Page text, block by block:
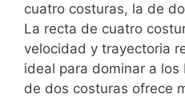
cuatro costuras, la de
La recta de cuatro
velocidad y trayectoria
ideal para dominar a
de dos costuras ofrece